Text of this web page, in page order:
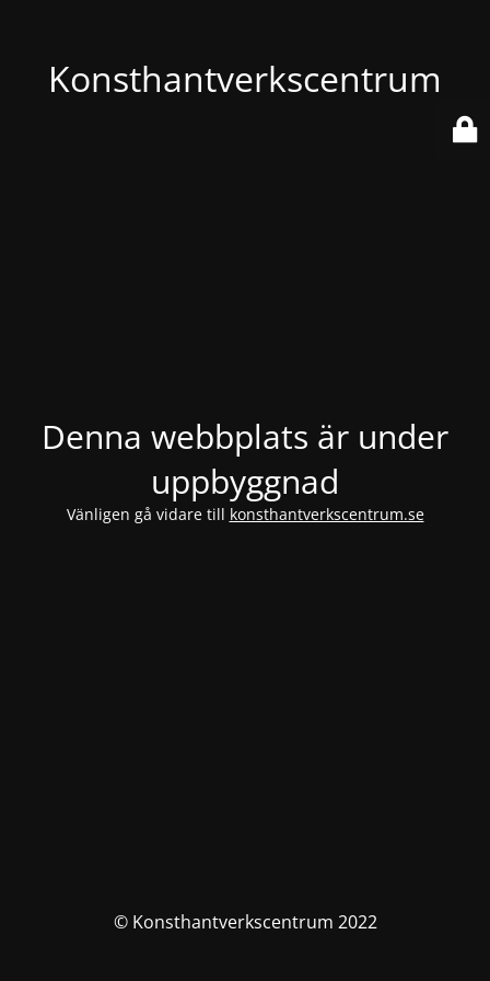
Konsthantverkscentrum
Denna webbplats är under
uppbyggnad
Vänligen gå vidare till konsthantverkscentrum.se
© Konsthantverkscentrum 2022